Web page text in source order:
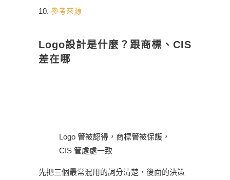
參考來源
Logo設計是什麼？跟商標、CIS
差在哪
Logo 管被認得，商標管被保護，
CIS 管處處一致
先把三個最常混用的詞分清楚，後面的決策